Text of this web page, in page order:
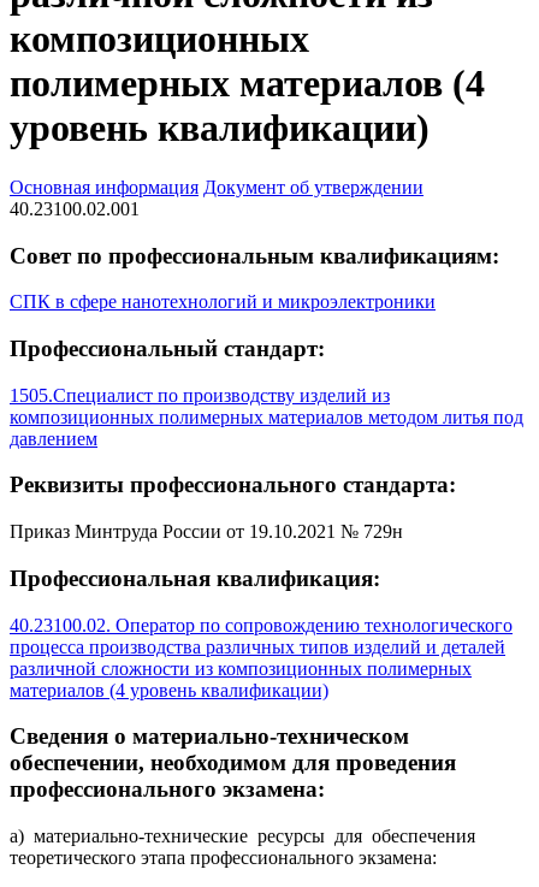
композиционных
полимерных материалов (4
уровень квалификации)
Основная информация Документ об утверждении
40.23100.02.001
Совет по профессиональным квалификациям:
СПК в сфере нанотехнологий и микроэлектроники
Профессиональный стандарт:
1505.Специалист по производству изделий из
композиционных полимерных материалов методом литья под
давлением
Реквизиты профессионального стандарта:
Приказ Минтруда России от 19.10.2021 № 729н
Профессиональная квалификация:
40.23100.02. Оператор по сопровождению технологического
процесса производства различных типов изделий и деталей
различной сложности из композиционных полимерных
материалов (4 уровень квалификации)
Сведения о материально-техническом
обеспечении, необходимом для проведения
профессионального экзамена:
а) материально-технические ресурсы для обеспечения
теоретического этапа профессионального экзамена: